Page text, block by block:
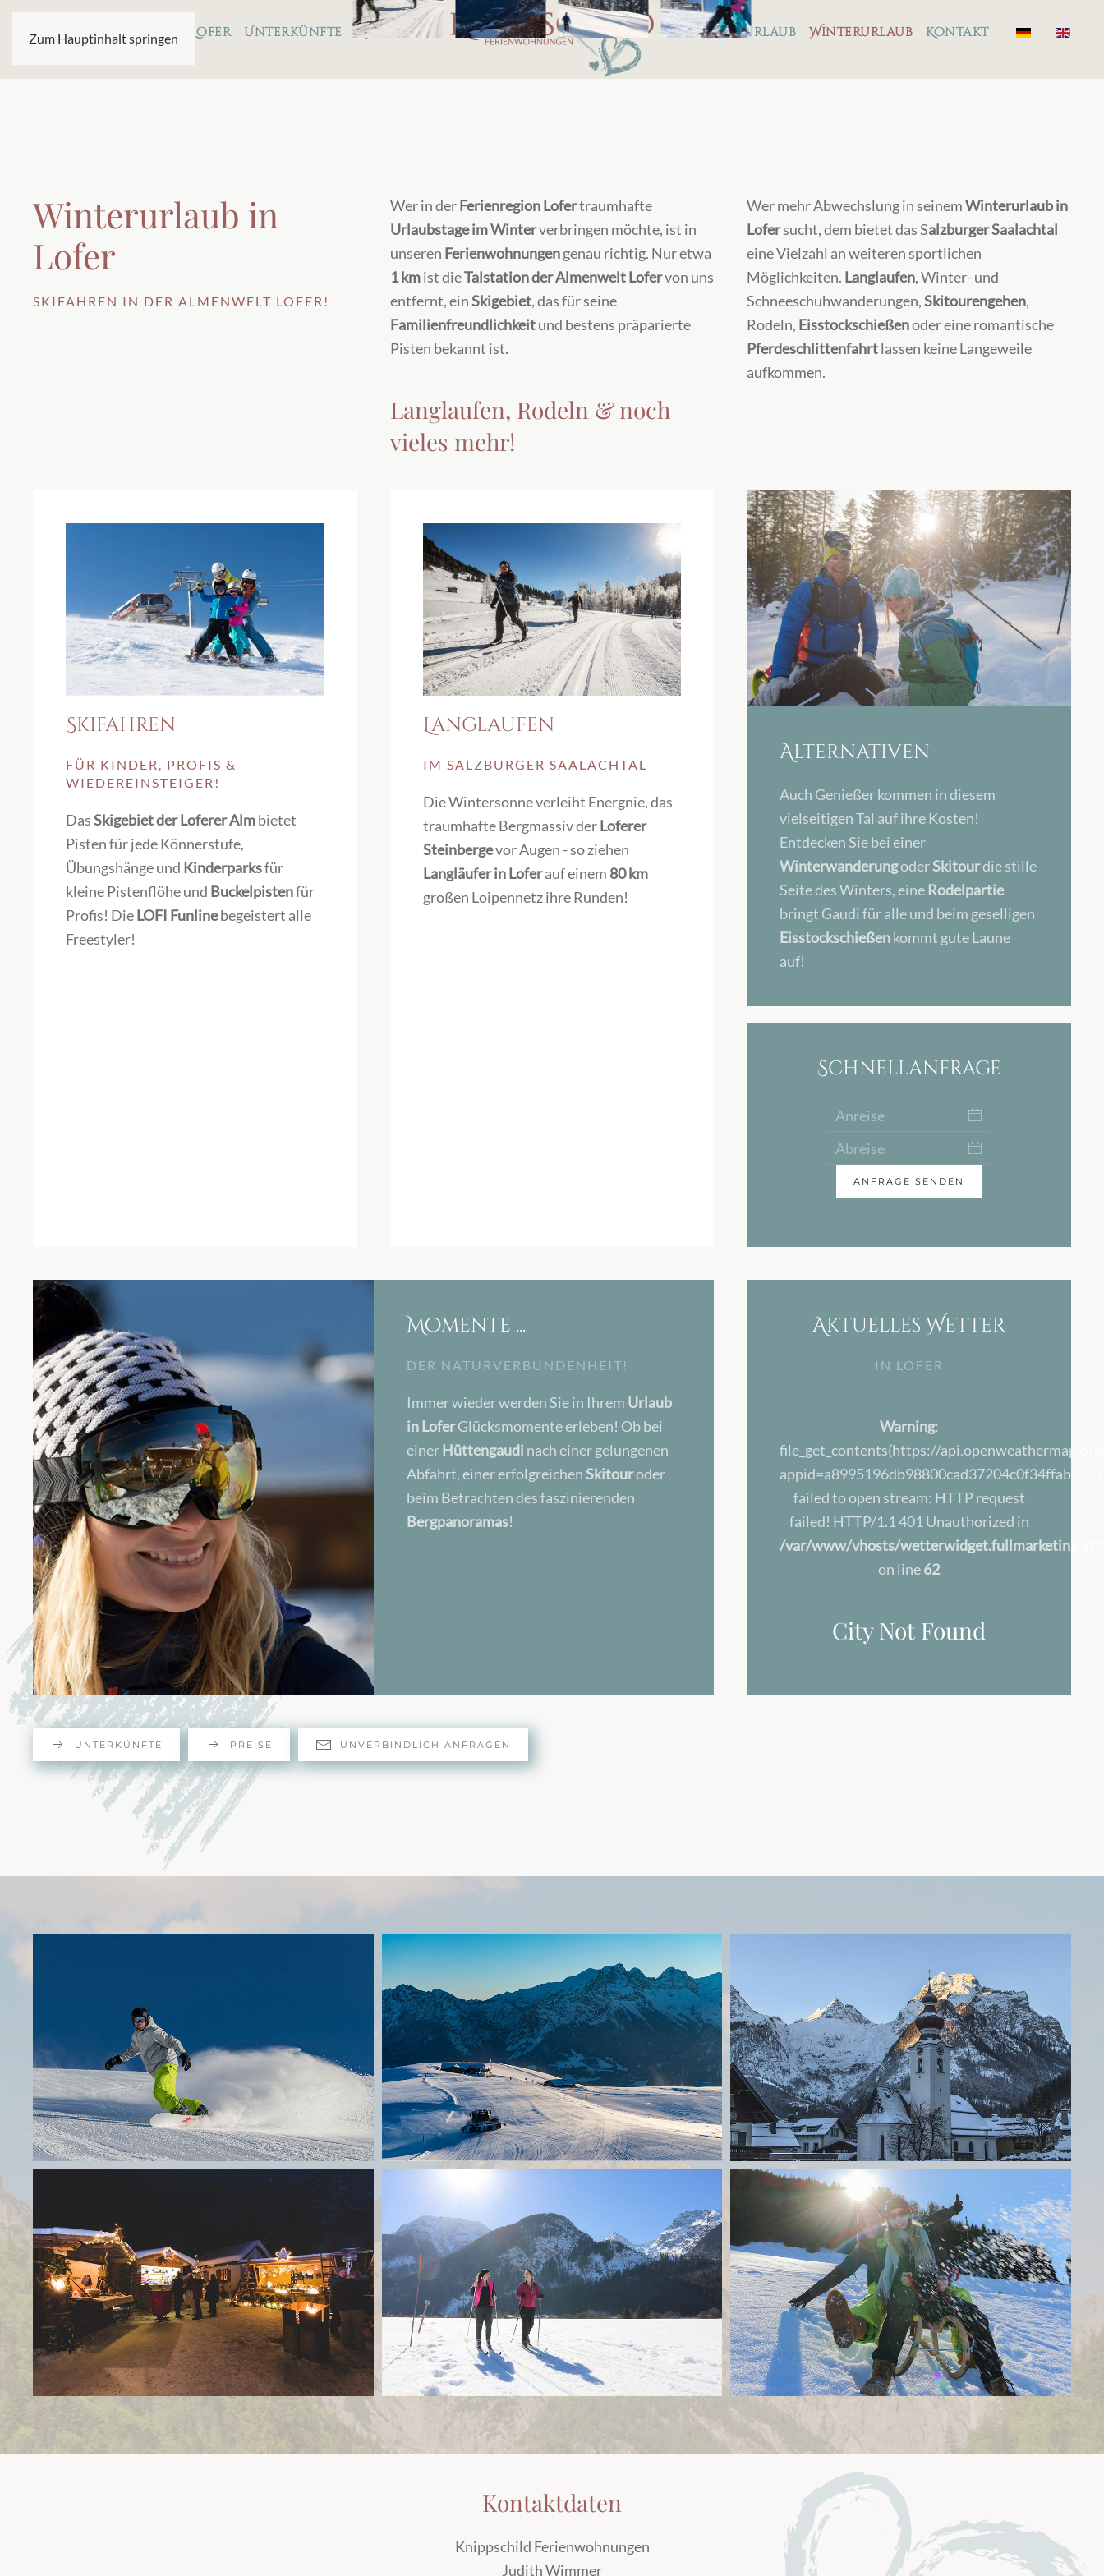
Zum Hauptinhalt springen
Ferienwohnungen Lofer Unterkünfte Anfrage Sommerurlaub Winterurlaub Kontakt
Winterurlaub in
Lofer
SKIFAHREN IN DER ALMENWELT LOFER!
Wer in derFerienregion Lofertraumhafte
Urlaubstage im Winterverbringen möchte, ist in
unseren Ferienwohnungengenau richtig. Nur etwa
1 kmist dieTalstation der Almenwelt Lofervon uns
entfernt, einSkigebiet, das für seine
Familienfreundlichkeitund bestens präparierte
Pisten bekannt ist.
Langlaufen, Rodeln & noch
vieles mehr!
Wer mehr Abwechslung in seinemWinterurlaub in
Lofersucht, dem bietet das Salzburger Saalachtal
eine Vielzahl an weiteren sportlichen
Möglichkeiten. Langlaufen, Winter- und
Schneeschuhwanderungen,Skitourengehen,
Rodeln, Eisstockschießenoder eine romantische
Pferdeschlittenfahrtlassen keine Langeweile
aufkommen.
Skifahren
FÜR KINDER, PROFIS &
WIEDEREINSTEIGER!
DasSkigebiet der Loferer Almbietet
Pisten für jede Könnerstufe,
Übungshänge und Kinderparksfür
kleine Pistenflöhe und Buckelpistenfür
Profis! DieLOFI Funlinebegeistert alle
Freestyler!
Langlaufen
IM SALZBURGER SAALACHTAL
Die Wintersonne verleiht Energnie, das
traumhafte Bergmassiv derLoferer
Steinbergevor Augen - so ziehen
Langläufer in Loferauf einem 80 km
großen Loipennetz ihre Runden!
Alternativen
Auch Genießer kommen in diesem
vielseitigen Tal auf ihre Kosten!
Entdecken Sie bei einer
WinterwanderungoderSkitourdie stille
Seite des Winters, eineRodelpartie
bringt Gaudi für alle und beim geselligen
Eisstockschießenkommt gute Laune
auf!
Schnellanfrage
ANFRAGE SENDEN
Momente ...
DER NATURVERBUNDENHEIT!
Immer wieder werden Sie in Ihrem Urlaub
in LoferGlücksmomente erleben! Ob bei
einerHüttengaudi nach einer gelungenen
Abfahrt, einer erfolgreichenSkitouroder
beim Betrachten des faszinierenden
Bergpanoramas!
Aktuelles Wetter
IN LOFER
Warning:
file_get_contents(https://
failed to open stream: HTTP request
failed! HTTP/1.1 401 Unauthorized in
/var/www/vhosts/wetterwidget.fullmarketing.at/
on line62
City Not Found
UNTERKÜNFTE PREISE UNVERBINDLICH ANFRAGEN
Kontaktdaten
Knippschild Ferienwohnungen
Judith Wimmer